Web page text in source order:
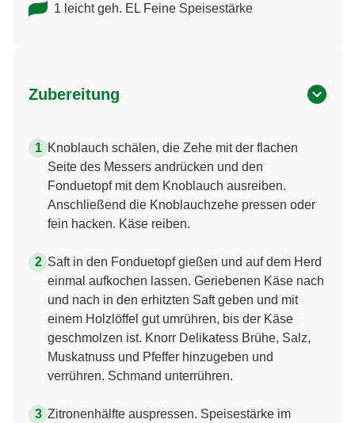
1 leicht geh. EL Feine Speisestärke
Zubereitung
Knoblauch schälen, die Zehe mit der flachen
Seite des Messers andrücken und den
Fonduetopf mit dem Knoblauch ausreiben.
Anschließend die Knoblauchzehe pressen oder
fein hacken. Käse reiben.
Saft in den Fonduetopf gießen und auf dem Herd
einmal aufkochen lassen. Geriebenen Käse nach
und nach in den erhitzten Saft geben und mit
einem Holzlöffel gut umrühren, bis der Käse
geschmolzen ist. Knorr Delikatess Brühe, Salz,
Muskatnuss und Pfeffer hinzugeben und
verrühren. Schmand unterrühren.
Zitronenhälfte auspressen. Speisestärke im